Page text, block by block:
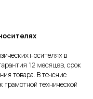
носителях в
12 месяцев, срок
товара. В течение
грамотной технической